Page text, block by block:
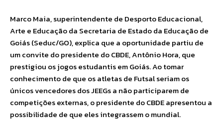
Marco Maia, superintendente de Desporto Educacional,
Arte e Educação da Secretaria de Estado da Educação de
Goiás (Seduc/GO), explica que a oportunidade partiu de
um convite do presidente do CBDE, Antônio Hora, que
prestigiou os jogos estudantis em Goiás. Ao tomar
conhecimento de que os atletas de Futsal seriam os
únicos vencedores dos JEEGs a não participarem de
competições externas, o presidente do CBDE apresentou a
possibilidade de que eles integrassem o mundial.